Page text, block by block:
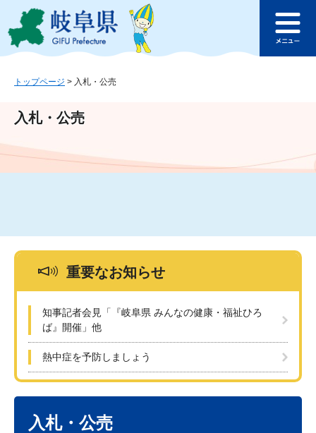
ジ
ュ
文
このページの本文へ
ュ
トップページ > 入札・公売
入札・公売
重要なお知らせ
知事記者会見「『岐阜県 みんなの健康・福祉ひろ
ば』開催」他
熱中症を予防しましょう
入札・公売